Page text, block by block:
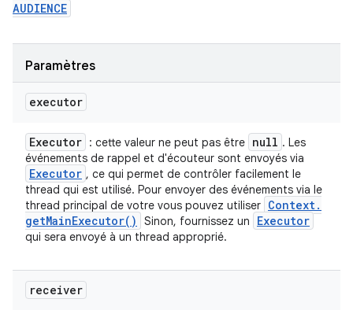
AUDIENCE
Paramètres
executor
Executor : cette valeur ne peut pas être null . Les
événements de rappel et d'écouteur sont envoyés via
Executor , ce qui permet de contrôler facilement le
thread qui est utilisé. Pour envoyer des événements via le
thread principal de votre vous pouvez utiliser Context.
getMainExecutor( ) Sinon, fournissez un Executor
qui sera envoyé à un thread approprié.
receiver